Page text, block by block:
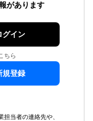
があります
グイン
ちら
規登録
担当者の連絡先や、